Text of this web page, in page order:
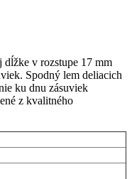
dĺžke v rozstupe 17 mm
Spodný lem deliacich
ku dnu zásuviek
z kvalitného